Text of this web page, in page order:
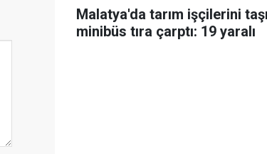
Malatya'da tarım işçilerini
minibüs tıra çarptı: 19 yaralı